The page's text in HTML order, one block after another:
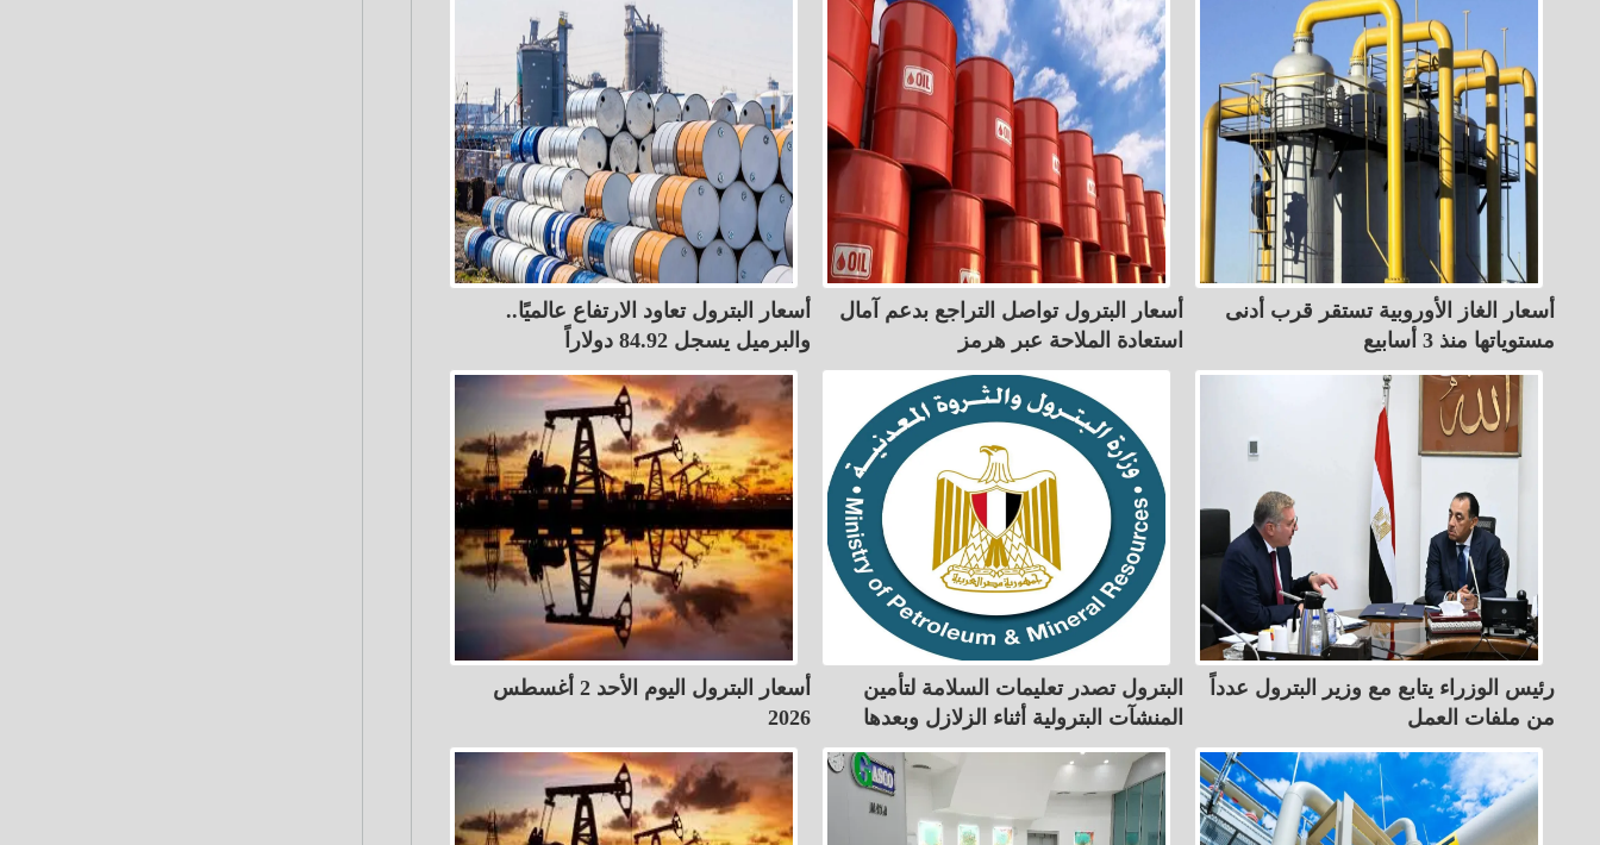
أسعار الغاز الأوروبية تستقر قرب أدنى
مستوياتها منذ 3 أسابيع
أسعار البترول تواصل التراجع بدعم آمال
استعادة الملاحة عبر هرمز
أسعار البترول تعاود الارتفاع عالميًا..
والبرميل يسجل 84.92 دولاراً
رئيس الوزراء يتابع مع وزير البترول عدداً
من ملفات العمل
البترول تصدر تعليمات السلامة لتأمين
المنشآت البترولية أثناء الزلازل وبعدها
أسعار البترول اليوم الأحد 2 أغسطس
2026